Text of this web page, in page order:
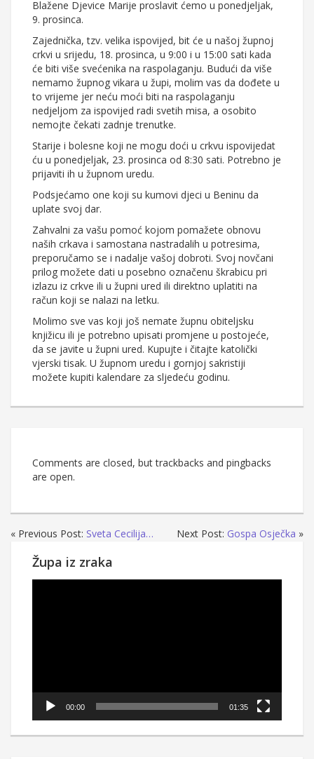
Blažene Djevice Marije proslavit ćemo u ponedjeljak,
9. prosinca.
Zajednička, tzv. velika ispovijed, bit će u našoj župnoj
crkvi u srijedu, 18. prosinca, u 9:00 i u 15:00 sati kada
će biti više svećenika na raspolaganju. Budući da više
nemamo župnog vikara u župi, molim vas da dođete u
to vrijeme jer neću moći biti na raspolaganju
nedjeljom za ispovijed radi svetih misa, a osobito
nemojte čekati zadnje trenutke.
Starije i bolesne koji ne mogu doći u crkvu ispovijedat
ću u ponedjeljak, 23. prosinca od 8:30 sati. Potrebno je
prijaviti ih u župnom uredu.
Podsjećamo one koji su kumovi djeci u Beninu da
uplate svoj dar.
Zahvalni za vašu pomoć kojom pomažete obnovu
naših crkava i samostana nastradalih u potresima,
preporučamo se i nadalje vašoj dobroti. Svoj novčani
prilog možete dati u posebno označenu škrabicu pri
izlazu iz crkve ili u župni ured ili direktno uplatiti na
račun koji se nalazi na letku.
Molimo sve vas koji još nemate župnu obiteljsku
knjižicu ili je potrebno upisati promjene u postojeće,
da se javite u župni ured. Kupujte i čitajte katolički
vjerski tisak. U župnom uredu i gornjoj sakristiji
možete kupiti kalendare za sljedeću godinu.
Comments are closed, but trackbacks and pingbacks
are open.
« Previous Post: Sveta Cecilija… Next Post: Gospa Osječka »
Župa iz zraka
00:00 01:35